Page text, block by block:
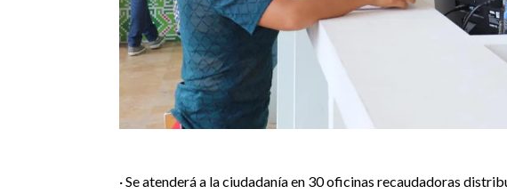
· Se atenderá a la ciudadanía en 30 oficinas recaudadoras